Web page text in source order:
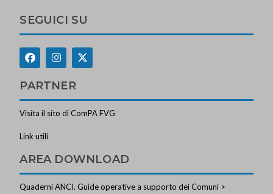
SEGUICI SU
PARTNER
Visita il sito di ComPA FVG
Link utili
AREA DOWNLOAD
Quaderni ANCI. Guide operative a supporto dei Comuni >